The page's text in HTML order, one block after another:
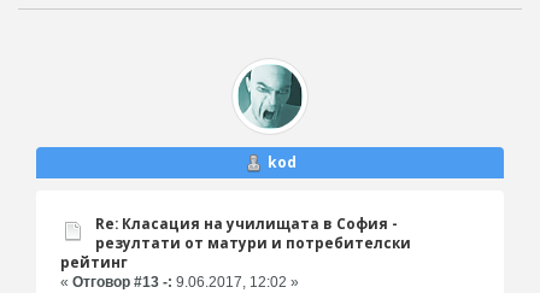
kod
Re: Класация на училищата в София -
резултати от матури и потребителски
рейтинг
« Отговор #13 -: 9.06.2017, 12:02 »